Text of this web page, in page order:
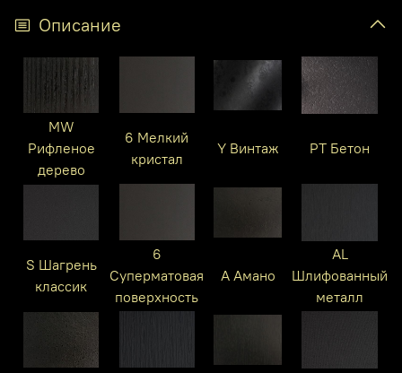
Описание
MW
Рифленое
дерево
6 Мелкий
кристал
Y Винтаж PT Бетон
S Шагрень
классик
6
Суперматовая
поверхность
A Амано
AL
Шлифованный
металл